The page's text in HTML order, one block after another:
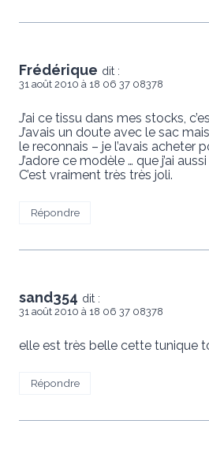
Frédérique dit :
31 août 2010 à 18 06 37 08378
J’ai ce tissu dans mes stocks,
J’avais un doute avec le sac
le reconnais – je l’avais acheter
J’adore ce modèle … que j’ai
C’est vraiment très très joli.
Répondre
sand354 dit :
31 août 2010 à 18 06 37 08378
elle est très belle cette tunique
Répondre